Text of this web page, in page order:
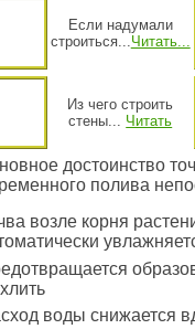
Если надумали
строиться... Читать...
Из чего строить
стены... Читать
достоинство
полива
возле корня
воды снижается